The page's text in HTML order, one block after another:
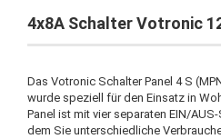
4x8A Schalter Votronic
Das Votronic Schalter Panel 4 S
wurde speziell für den Einsatz in
Panel ist mit vier separaten EIN/
dem Sie unterschiedliche